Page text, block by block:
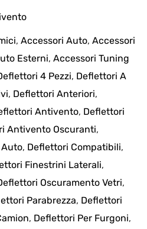
, Accessori Auto, Accessori
Esterni, Accessori Tuning
4 Pezzi, Deflettori A
, Deflettori Anteriori,
Antivento, Deflettori
Antivento Oscuranti,
, Deflettori Compatibili,
Finestrini Laterali,
Oscuramento Vetri,
Parabrezza, Deflettori
, Deflettori Per Furgoni,